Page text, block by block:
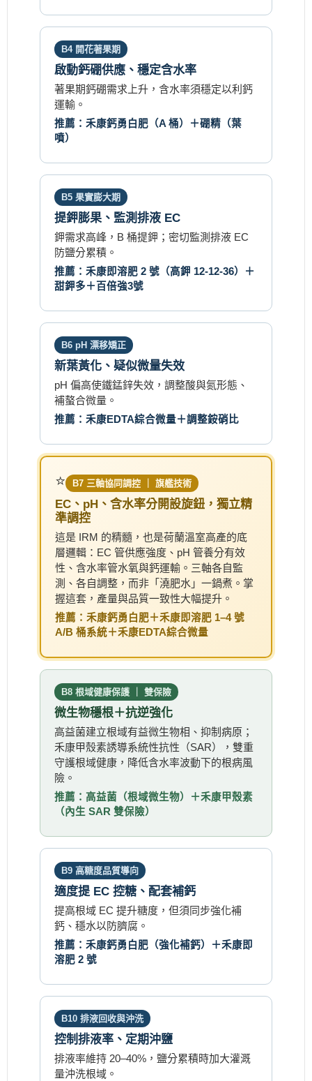
B4 開花著果期
啟動鈣硼供應、穩定含水率
著果期鈣硼需求上升，含水率須穩定以利鈣
運輸。
推薦：禾康鈣勇白肥（A 桶）＋硼精（葉
噴）
B5 果實膨大期
提鉀膨果、監測排液 EC
鉀需求高峰，B 桶提鉀；密切監測排液 EC
防鹽分累積。
推薦：禾康即溶肥 2 號（高鉀 12-12-36）＋
甜鉀多＋百倍強3號
B6 pH 漂移矯正
新葉黃化、疑似微量失效
pH 偏高使鐵錳鋅失效，調整酸與氮形態、
補螯合微量。
推薦：禾康EDTA綜合微量＋調整銨硝比
⭐ B7 三軸協同調控 ｜ 旗艦技術
EC、pH、含水率分開設旋鈕，獨立精
準調控
這是 IRM 的精髓，也是荷蘭溫室高產的底
層邏輯：EC 管供應強度、pH 管養分有效
性、含水率管水氧與鈣運輸。三軸各自監
測、各自調整，而非「澆肥水」一鍋煮。掌
握這套，產量與品質一致性大幅提升。
推薦：禾康鈣勇白肥＋禾康即溶肥 1–4 號
A/B 桶系統＋禾康EDTA綜合微量
B8 根域健康保護 ｜ 雙保險
微生物穩根＋抗逆強化
高益菌建立根域有益微生物相、抑制病原；
禾康甲殼素誘導系統性抗性（SAR），雙重
守護根域健康，降低含水率波動下的根病風
險。
推薦：高益菌（根域微生物）＋禾康甲殼素
（內生 SAR 雙保險）
B9 高糖度品質導向
適度提 EC 控糖、配套補鈣
提高根域 EC 提升糖度，但須同步強化補
鈣、穩水以防臍腐。
推薦：禾康鈣勇白肥（強化補鈣）＋禾康即
溶肥 2 號
B10 排液回收與沖洗
控制排液率、定期沖鹽
排液率維持 20–40%，鹽分累積時加大灌溉
量沖洗根域。